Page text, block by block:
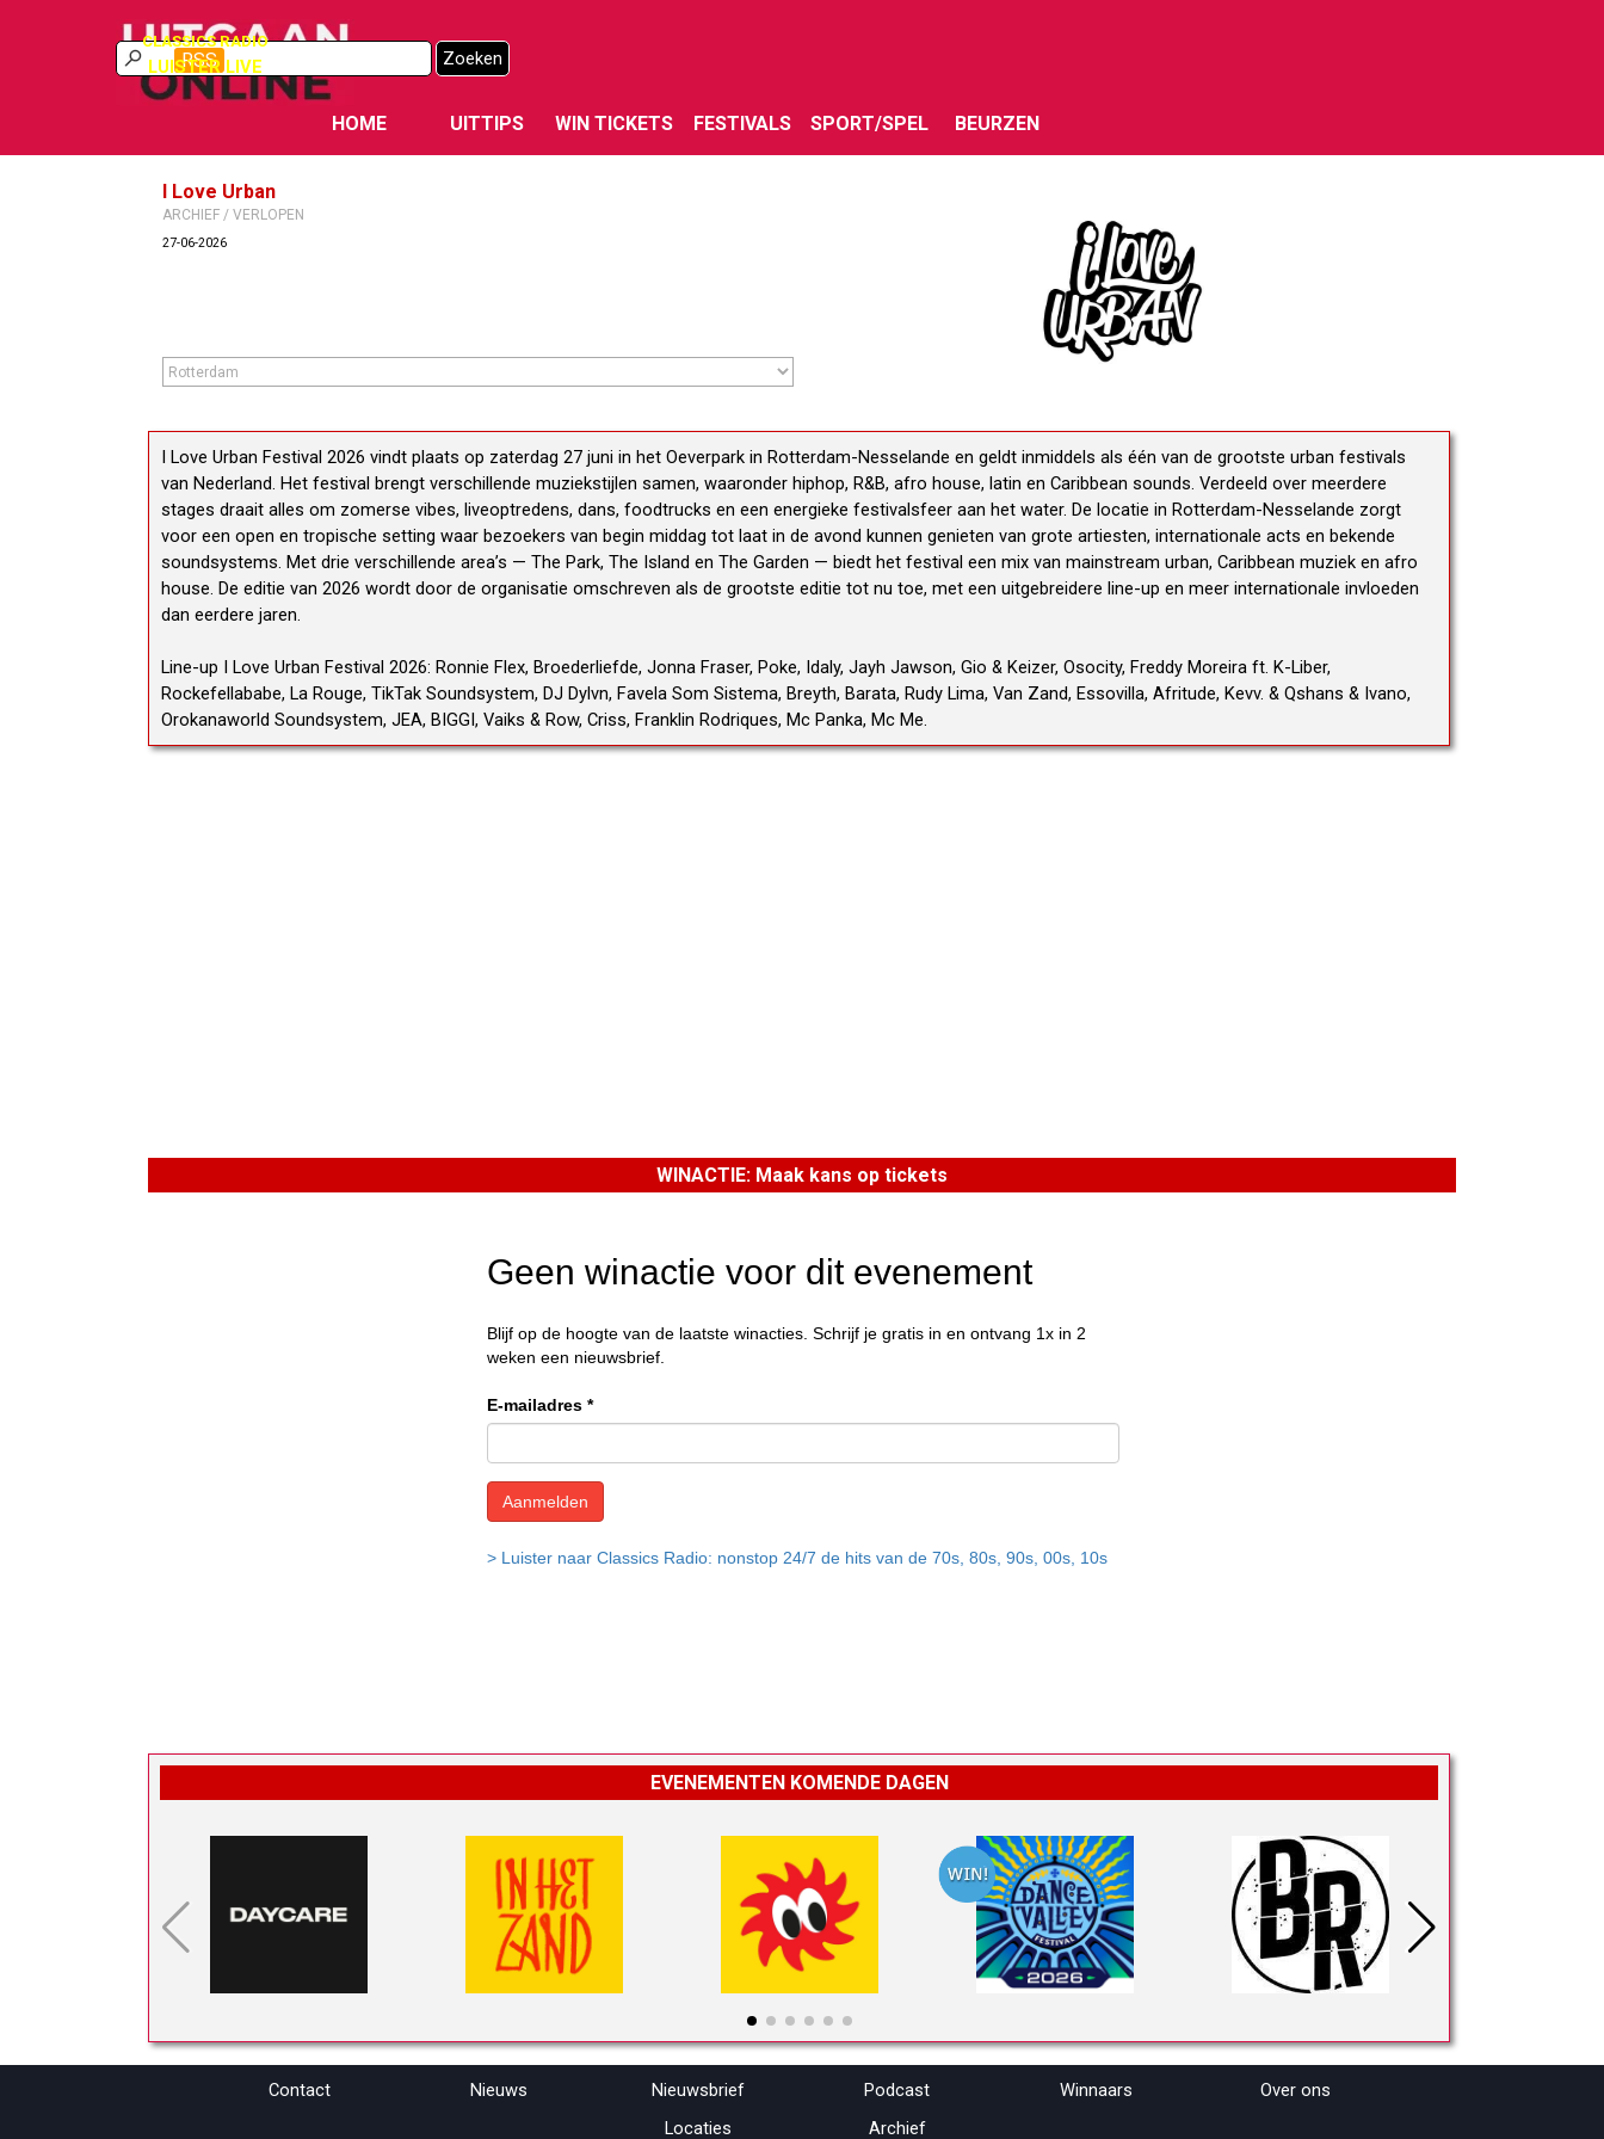
CLASSICS RADIO
LUISTER LIVE Zoeken
RSS
Menu overslaan
HOME UITTIPS WIN TICKETS FESTIVALS SPORT/SPEL BEURZEN
I Love Urban
ARCHIEF / VERLOPEN
27-06-2026
I Love Urban Festival 2026 vindt plaats op zaterdag 27 juni in het Oeverpark in Rotterdam-Nesselande en geldt inmiddels als één van de grootste urban festivals
van Nederland. Het festival brengt verschillende muziekstijlen samen, waaronder hiphop, R&B, afro house, latin en Caribbean sounds. Verdeeld over meerdere
stages draait alles om zomerse vibes, liveoptredens, dans, foodtrucks en een energieke festivalsfeer aan het water. De locatie in Rotterdam-Nesselande zorgt
voor een open en tropische setting waar bezoekers van begin middag tot laat in de avond kunnen genieten van grote artiesten, internationale acts en bekende
soundsystems. Met drie verschillende area’s — The Park, The Island en The Garden — biedt het festival een mix van mainstream urban, Caribbean muziek en afro
house. De editie van 2026 wordt door de organisatie omschreven als de grootste editie tot nu toe, met een uitgebreidere line-up en meer internationale invloeden
dan eerdere jaren.
Line-up I Love Urban Festival 2026: Ronnie Flex, Broederliefde, Jonna Fraser, Poke, Idaly, Jayh Jawson, Gio & Keizer, Osocity, Freddy Moreira ft. K-Liber,
Rockefellababe, La Rouge, TikTak Soundsystem, DJ Dylvn, Favela Som Sistema, Breyth, Barata, Rudy Lima, Van Zand, Essovilla, Afritude, Kevv. & Qshans & Ivano,
Orokanaworld Soundsystem, JEA, BIGGI, Vaiks & Row, Criss, Franklin Rodriques, Mc Panka, Mc Me.
WINACTIE: Maak kans op tickets
EVENEMENTEN KOMENDE DAGEN
Menu overslaan
Contact Nieuws Nieuwsbrief Podcast Winnaars
Over ons
Locaties
Archief